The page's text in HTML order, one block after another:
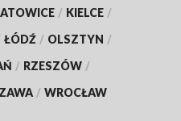
/ KIELCE /
ŁÓDŹ / OLSZTYN /
/ RZESZÓW /
/ WROCŁAW